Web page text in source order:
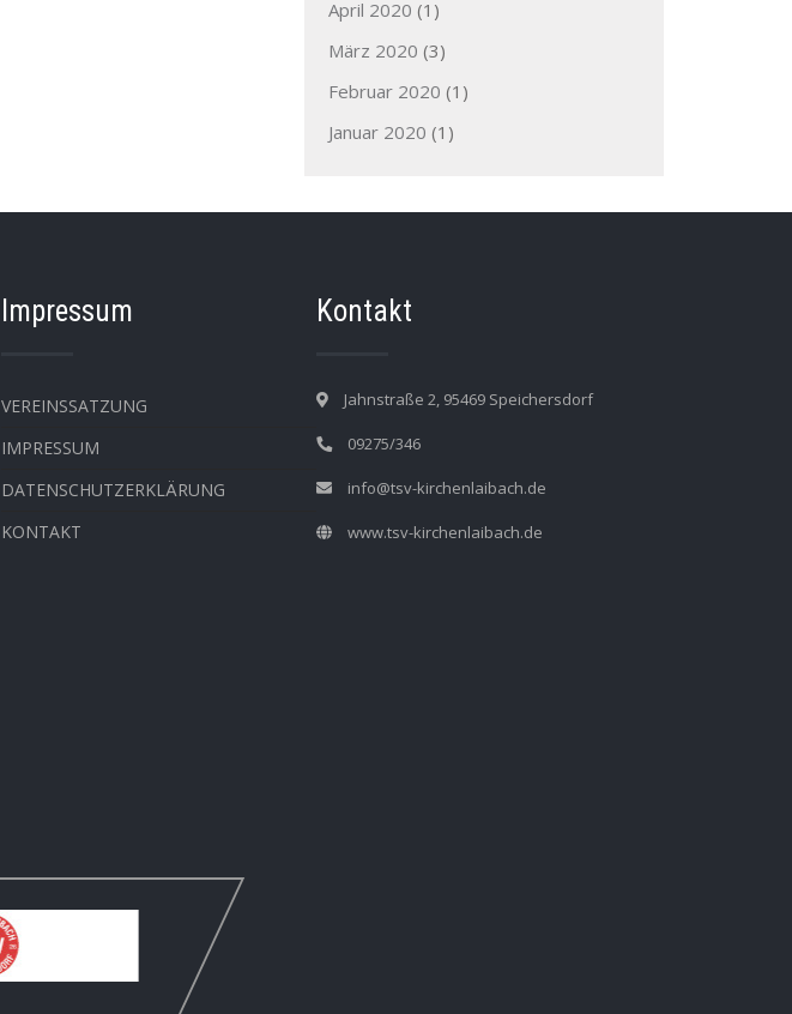
April 2020 (1)
März 2020 (3)
Februar 2020 (1)
Januar 2020 (1)
Impressum
VEREINSSATZUNG
IMPRESSUM
DATENSCHUTZERKLÄRUNG
KONTAKT
Kontakt
Jahnstraße 2, 95469 Speichersdorf
09275/346
info@tsv-kirchenlaibach.de
www.tsv-kirchenlaibach.de